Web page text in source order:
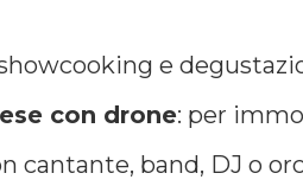
e
con drone: per
cantante, band, DJ o